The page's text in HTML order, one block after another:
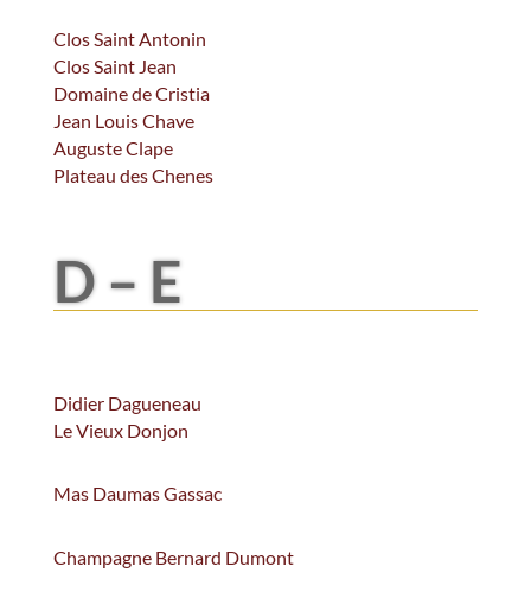
Clos Saint Antonin
Clos Saint Jean
Domaine de Cristia
Jean Louis Chave
Auguste Clape
Plateau des Chenes
D – E
Didier Dagueneau
Le Vieux Donjon
Mas Daumas Gassac
Champagne Bernard Dumont